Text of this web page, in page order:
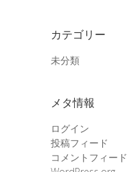
カテゴリー
未分類
メタ情報
ログイン
投稿フィード
コメントフィード